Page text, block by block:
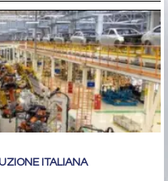
ITALIANA